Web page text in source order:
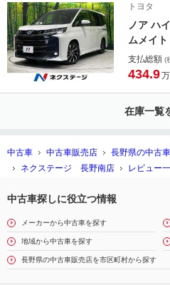
ｏｏｔ
トヨタ
ノア ハ
ムメイ
正１０
ィオ 全
ルセグ
支払総額 (
434.9
在庫一覧
中古車 中古車販売店 長野県の中古
ネクステージ 長野南店
レビュー
中古車探しに役立つ情報
メーカーから中古車を探す
地域から中古車を探す
長野県の中古車販売店を市区町村から探す